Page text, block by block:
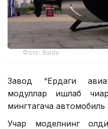
Фото: Baidu
Завод “Ердаги
модуллар ишлаб
мингтагача автомобиль
Учар моделнинг